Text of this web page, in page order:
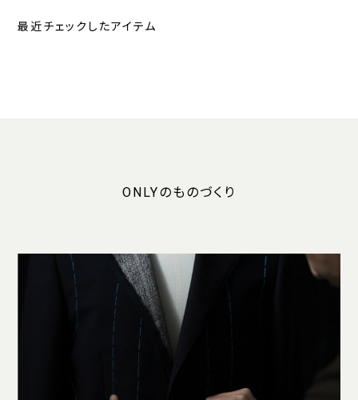
最近チェックしたアイテム
ONLYのものづくり